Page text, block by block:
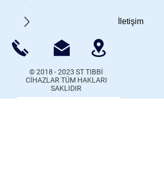
İletişim
©2018 - 2023 ST TIBBİ
CİHAZLAR TÜM HAKLARI
SAKLIDIR